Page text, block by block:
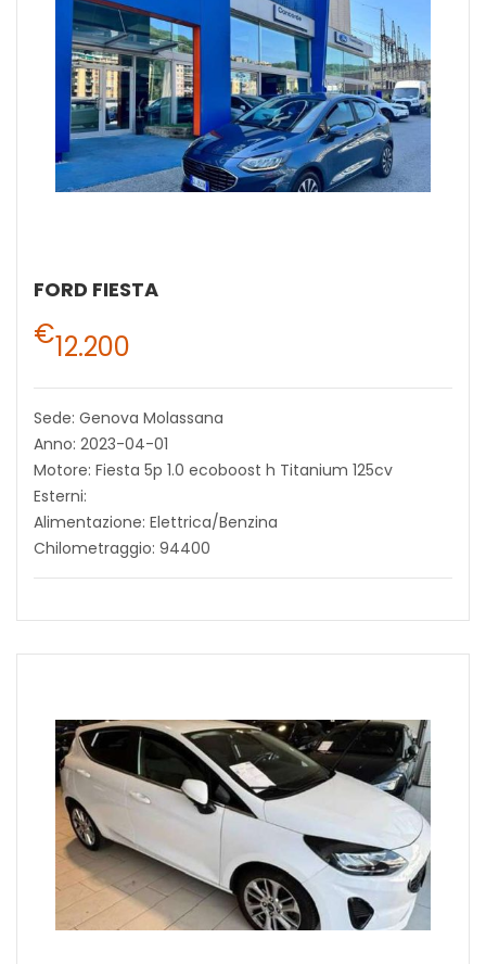
FORD FIESTA
€12.200
Sede: Genova Molassana
Anno: 2023-04-01
Motore: Fiesta 5p 1.0 ecoboost h Titanium 125cv
Esterni:
Alimentazione: Elettrica/Benzina
Chilometraggio: 94400